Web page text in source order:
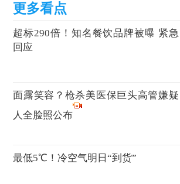
超标290倍！知名餐饮品牌被曝 紧急
回应
面露笑容？枪杀美医保巨头高管嫌疑
人全脸照公布
最低5℃！冷空气明日“到货”